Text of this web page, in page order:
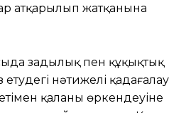
атқарылып жатқанына
заңдылық пен құқықтық
етудегі нәтижелі қадағалау
қаланың өркендеуіне